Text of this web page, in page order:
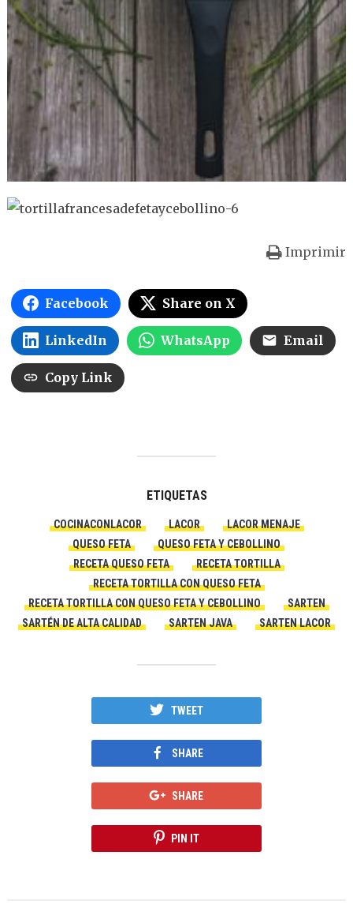
Imprimir
Facebook Share on X
LinkedIn WhatsApp Email
Copy Link
ETIQUETAS
COCINACONLACOR LACOR
LACOR MENAJE
QUESO FETA
QUESO FETA Y CEBOLLINO
RECETA QUESO FETA
RECETA TORTILLA
RECETA TORTILLA CON QUESO FETA
RECETA TORTILLA CON QUESO FETA Y CEBOLLINO
SARTEN
SARTÉN DE ALTA CALIDAD
SARTEN JAVA SARTEN LACOR
TWEET
SHARE
SHARE
PIN IT